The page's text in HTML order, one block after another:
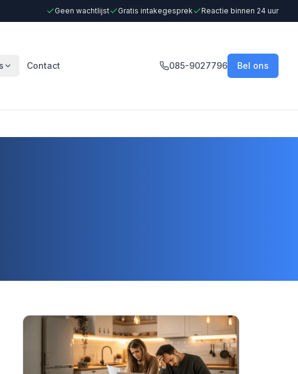
Geen wachtlijst Gratis intakegesprek Reactie binnen 24 uur
Contact 085-9027796 Bel ons